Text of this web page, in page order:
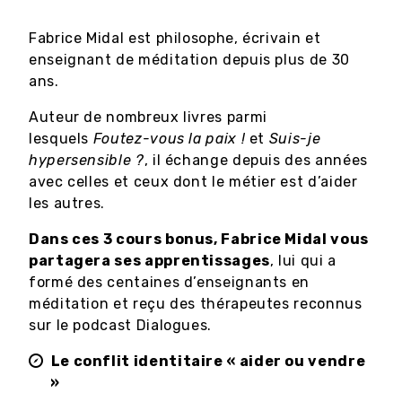
Fabrice Midal est philosophe, écrivain et
enseignant de méditation depuis plus de 30
ans.
Auteur de nombreux livres parmi
lesquels Foutez-vous la paix ! et Suis-je
hypersensible ?, il échange depuis des années
avec celles et ceux dont le métier est d’aider
les autres.
Dans ces 3 cours bonus, Fabrice Midal vous
partagera ses apprentissages, lui qui a
formé des centaines d’enseignants en
méditation et reçu des thérapeutes reconnus
sur le podcast Dialogues.
Le conflit identitaire « aider ou vendre
»